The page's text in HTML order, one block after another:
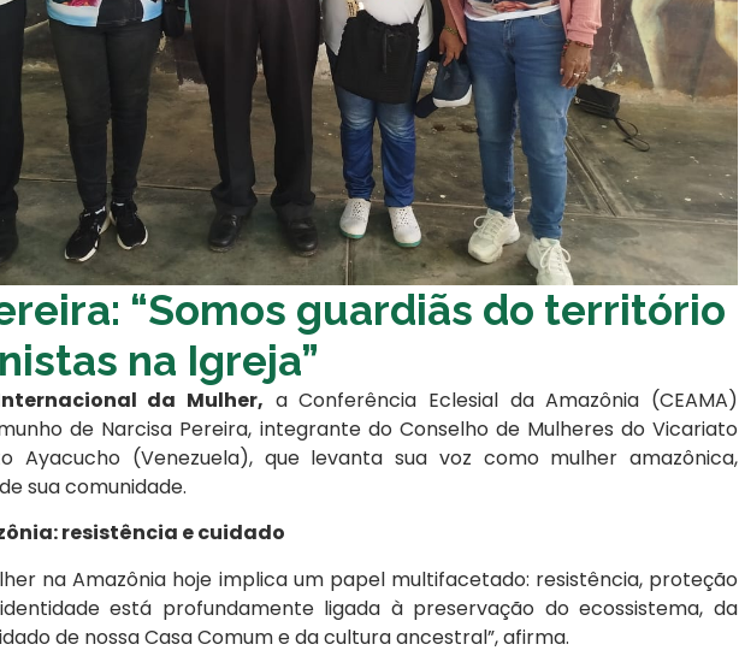
“Somos guardiãs do território
na Igreja”
da Mulher, a Conferência Eclesial da Amazônia (CEAMA)
de Narcisa Pereira, integrante do Conselho de Mulheres do Vicariato
Ayacucho (Venezuela), que levanta sua voz como mulher amazônica,
sua comunidade.
resistência e cuidado
na Amazônia hoje implica um papel multifacetado: resistência, proteção
está profundamente ligada à preservação do ecossistema, da
de nossa Casa Comum e da cultura ancestral”, afirma.